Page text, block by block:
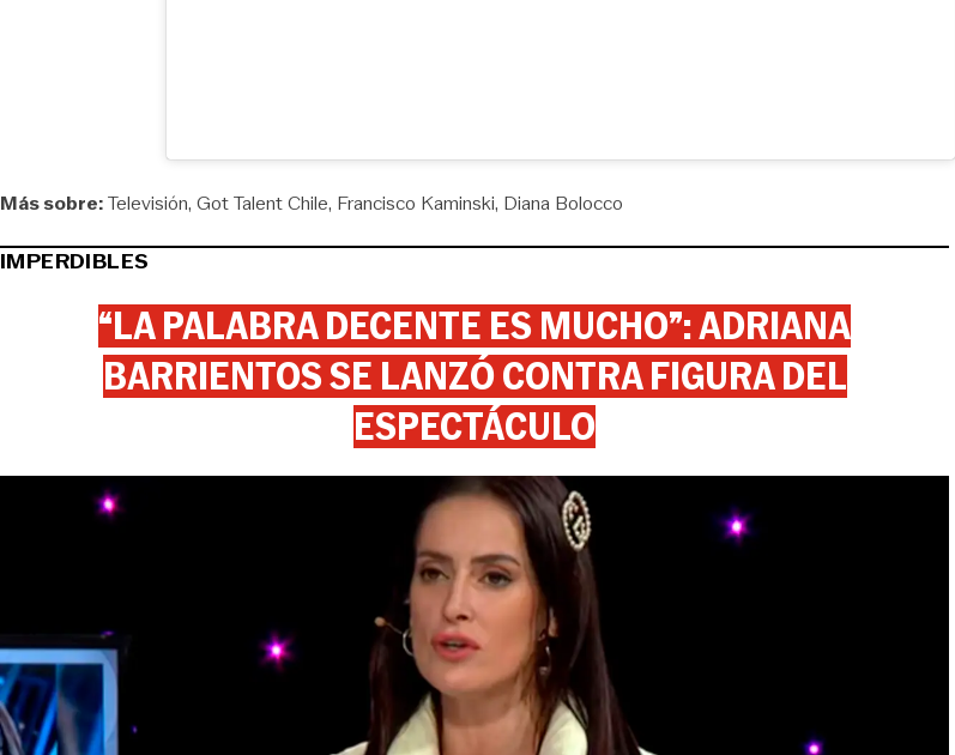
Más sobre:Televisión Got Talent Chile Francisco Kaminski Diana Bolocco
IMPERDIBLES
“LA PALABRA DECENTE ES MUCHO”: ADRIANA
BARRIENTOS SE LANZÓ CONTRA FIGURA DEL
ESPECTÁCULO